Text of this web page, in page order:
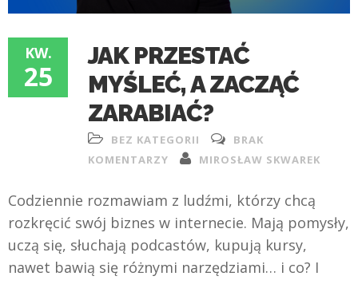
KW.
25
JAK PRZESTAĆ
MYŚLEĆ, A ZACZĄĆ
ZARABIAĆ?
BEZ KATEGORII
BRAK
KOMENTARZY
MIROSŁAW SKWAREK
Codziennie rozmawiam z ludźmi, którzy chcą
rozkręcić swój biznes w internecie. Mają pomysły,
uczą się, słuchają podcastów, kupują kursy,
nawet bawią się różnymi narzędziami… i co? I